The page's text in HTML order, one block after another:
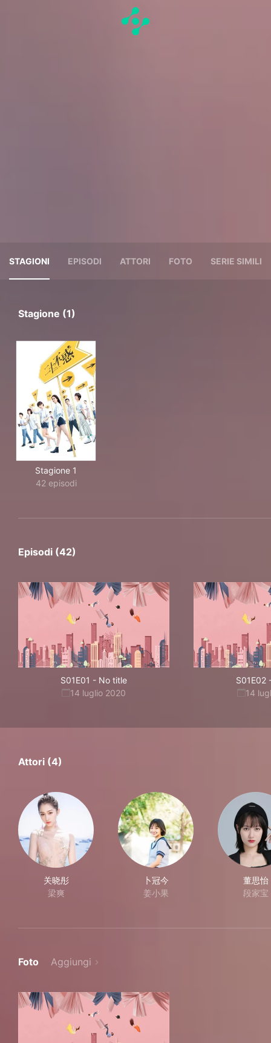
STAGIONI EPISODI ATTORI FOTO SERIE SIMILI
Stagione (1)
Stagione 1
42 episodi
Episodi (42)
S01E01 - No title
14 luglio 2020
S01E02
14
Attori (4)
关晓彤
梁爽
卜冠今
姜小果
董思怡
段家宝
Foto Aggiungi